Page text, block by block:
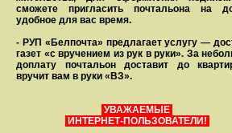
сможете пригласить почтальона на
удобное для вас время.
- РУП «Белпочта» предлагает услугу —
газет «с вручением из рук в руки». За
доплату почтальон доставит до
вручит вам в руки «ВЗ».
УВАЖАЕМЫЕ
ИНТЕРНЕТ-ПОЛЬЗОВАТЕЛИ!